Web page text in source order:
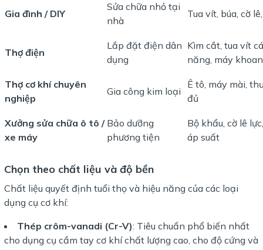
Gia đình / DIY
Sửa chữa nhỏ tại
nhà
Tua vít, búa, cờ
Thợ điện
Lắp đặt điện dân
dụng
Kìm cắt, tua vít
năng, máy khoan
Thợ cơ khí chuyên
nghiệp
Gia công kim loại
Ê tô, máy mài,
đủ
Xưởng sửa chữa ô tô /
xe máy
Bảo dưỡng
phương tiện
Bộ khẩu, cờ lê
áp suất
Chọn theo chất liệu và độ bền
Chất liệu quyết định tuổi thọ và hiệu năng của các loại
dụng cụ cơ khí:
Thép crôm-vanadi (Cr-V): Tiêu chuẩn phổ biến nhất
cho dụng cụ cầm tay cơ khí chất lượng cao, cho độ cứng và